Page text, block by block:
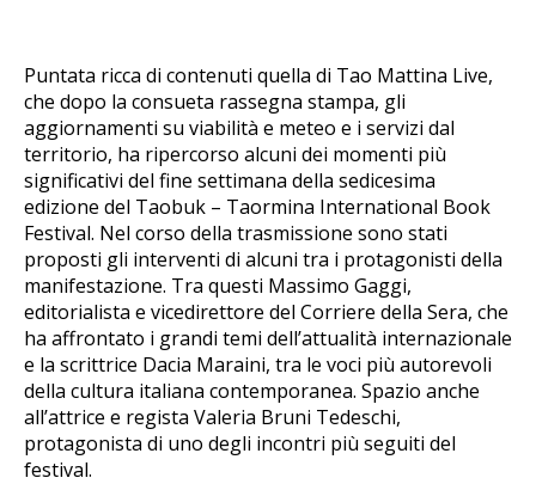
Puntata ricca di contenuti quella di Tao Mattina Live,
che dopo la consueta rassegna stampa, gli
aggiornamenti su viabilità e meteo e i servizi dal
territorio, ha ripercorso alcuni dei momenti più
significativi del fine settimana della sedicesima
edizione del Taobuk – Taormina International Book
Festival. Nel corso della trasmissione sono stati
proposti gli interventi di alcuni tra i protagonisti della
manifestazione. Tra questi Massimo Gaggi,
editorialista e vicedirettore del Corriere della Sera, che
ha affrontato i grandi temi dell’attualità internazionale
e la scrittrice Dacia Maraini, tra le voci più autorevoli
della cultura italiana contemporanea. Spazio anche
all’attrice e regista Valeria Bruni Tedeschi,
protagonista di uno degli incontri più seguiti del
festival.